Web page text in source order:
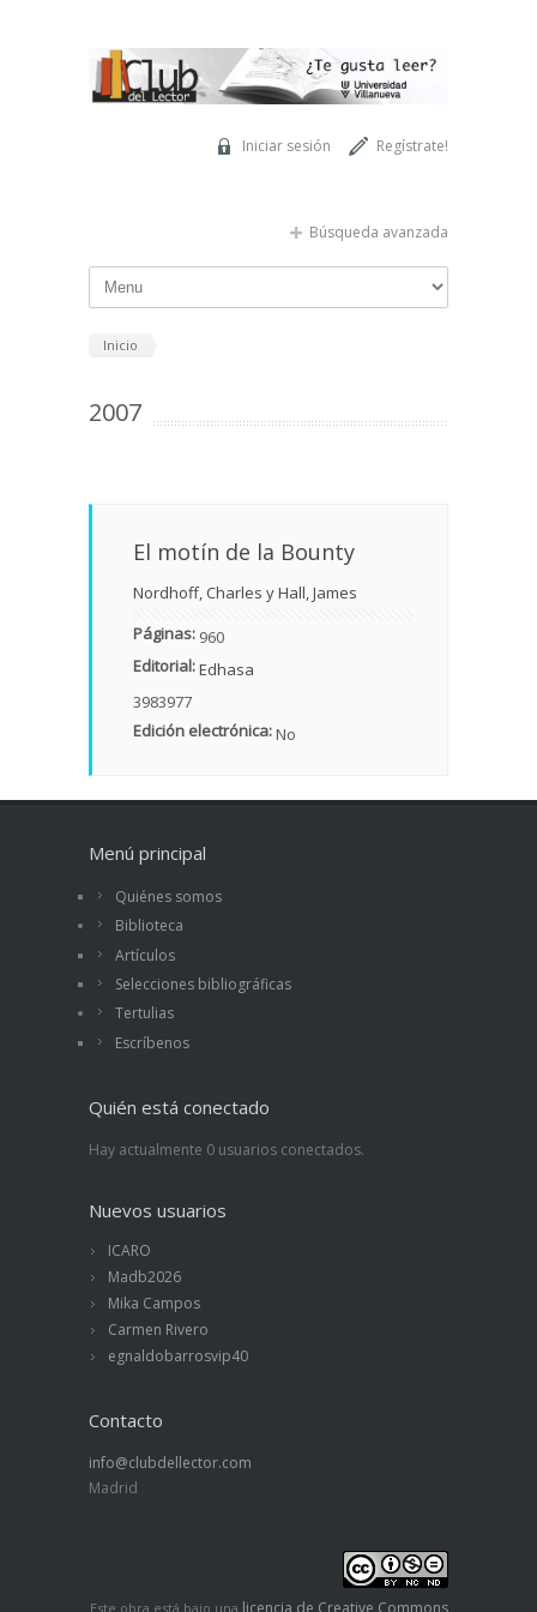
Regístrate!
Iniciar sesión
Búsqueda avanzada
Inicio
2007
El motín de la Bounty
Nordhoff, Charles y Hall, James
Páginas: 960
Editorial:Edhasa
3983977
Edición electrónica:No
Menú principal
Quiénes somos
Biblioteca
Artículos
Selecciones bibliográficas
Tertulias
Escríbenos
Quién está conectado
Hay actualmente 0 usuarios conectados.
Nuevos usuarios
ICARO
Madb2026
Mika Campos
Carmen Rivero
egnaldobarrosvip40
Contacto
info@clubdellector.com
Madrid
Este obra está bajo una licencia de Creative Commons